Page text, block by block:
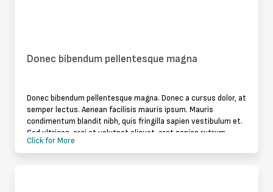
Donec bibendum pellentesque magna
Donec bibendum pellentesque magna. Donec a cursus dolor, at
semper lectus. Aenean facilisis mauris ipsum. Mauris
condimentum blandit nibh, quis fringilla sapien vestibulum et.
Sed ultrices, orci at volutpat aliquet, erat sapien rutrum
augue, id solli
Click for More